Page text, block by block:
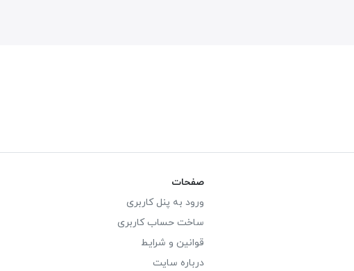
صفحات
ورود به پنل کاربری
ساخت حساب کاربری
قوانین و شرایط
درباره سایت